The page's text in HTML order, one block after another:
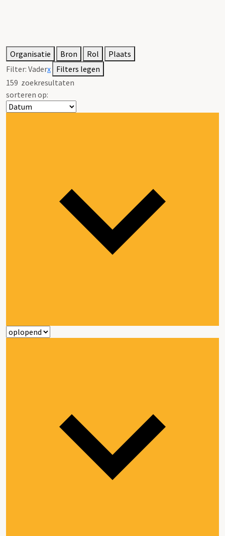
Organisatie Bron Rol
Plaats
Filter: Vaderx Filters legen
159 zoekresultaten
sorteren op: